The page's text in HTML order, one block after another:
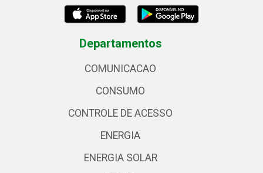
Departamentos
COMUNICACAO
CONSUMO
CONTROLE DE ACESSO
ENERGIA
ENERGIA SOLAR